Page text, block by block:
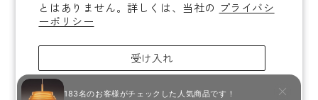
とはありません。詳しくは、当社の プライバシ
ーポリシー
受け入れ
拒否
その他照明 / パーツ
電球
コートハンガー
傘立て
その他家具
花器
テーブルウェア
ホームアクセサリー
About YAMAGIWA
ショッピングガイド
お知らせ
ご利用ガイド
照明ガイド